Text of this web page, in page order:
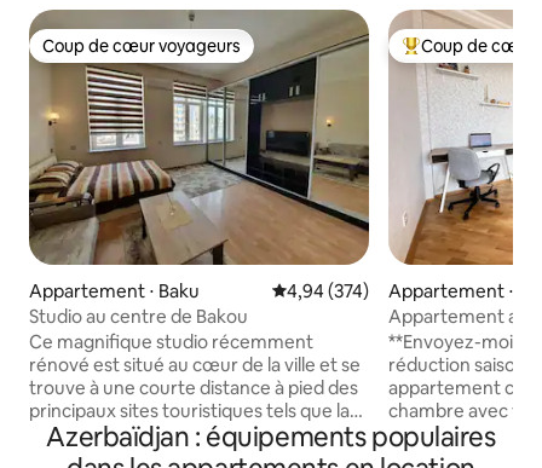
Coup de cœur voyageurs
Coup de cœur voyageurs
Appartement ⋅ Baku Évaluation moyenne sur la
4,94 (374)
Studio au centre de Bakou
Ce magnifique studio récemment
rénové est situé au cœur de la ville et se
trouve à une courte distance à pied des
principaux sites touristiques tels que la
rue Targovy ou Nizami (2 min), le
boulevard de bord de mer (2 min), la
Coups de cœur
Coup de cœur
Appartement ⋅
Appartement
panoramique sur
**Envoyez-moi
réduction
appartement
chambre avec
ville, les tours
Caspienne, peut
Azerbaïdjan : équipements populaires